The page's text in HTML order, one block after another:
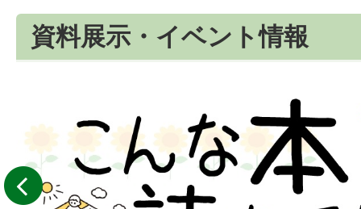
資料展示・イベント情報
前へ